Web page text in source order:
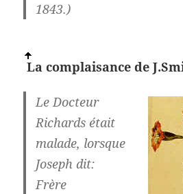
1843.)
La complaisance de
Le Docteur
Richards était
malade, lorsque
Joseph dit:
Frère